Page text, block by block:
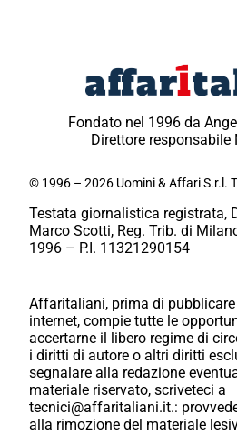
Fondato nel 1996 da
Direttore responsabile
© 1996 – 2026 Uomini & Affari S.r.l.
Testata giornalistica registrata,
Marco Scotti, Reg. Trib. di
1996 – P.I. 11321290154
Affaritaliani, prima di
internet, compie tutte le
accertarne il libero regime di
i diritti di autore o altri diritti
segnalare alla redazione
materiale riservato, scriveteci a
tecnici@affaritaliani.it.:
alla rimozione del materiale